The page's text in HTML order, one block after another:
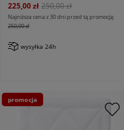
225,00 zł 250,00 zł
Najniższa cena z 30 dni przed tą promocją:
250,00 zł
wysyłka 24h
promocja